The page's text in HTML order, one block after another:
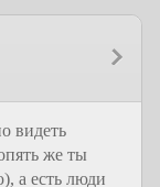
видеть
же ты
а есть люди